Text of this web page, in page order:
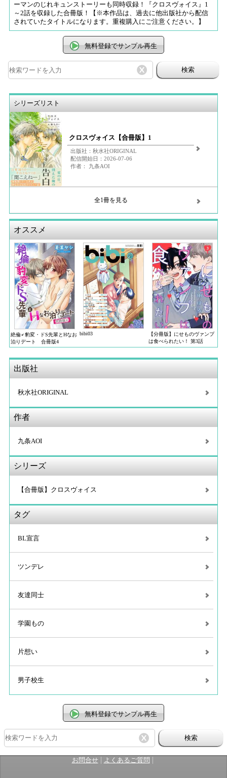
ーマンのじれキュンストーリーも同時収録！『クロスヴォイス』1
～2話を収録した合冊版！【※本作品は、過去に他出版社から配信
されていたタイトルになります。重複購入にご注意ください。】
無料登録でサンプル再生
検索
シリーズリスト
クロスヴォイス【合冊版】1
出版社：秋水社ORIGINAL
配信開始日：2026-07-06
作者： 九条AOI
全1冊を見る
オススメ
絶倫♂豹変・ドS先輩とHなお
泊りデート 合冊版4
bibi03
【分冊版】にせものヴァンプ
は食べられたい！ 第3話
出版社
秋水社ORIGINAL
作者
九条AOI
シリーズ
【合冊版】クロスヴォイス
タグ
BL宣言
ツンデレ
友達同士
学園もの
片想い
男子校生
無料登録でサンプル再生
検索
お問合せ| よくあるご質問 |